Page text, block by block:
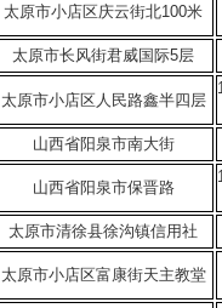
太原市小店区庆云街北100米
太原市长风街君威国际5层
太原市小店区人民路鑫半四层
山西省阳泉市南大街
山西省阳泉市保晋路
太原市清徐县徐沟镇信用社
太原市小店区富康街天主教堂